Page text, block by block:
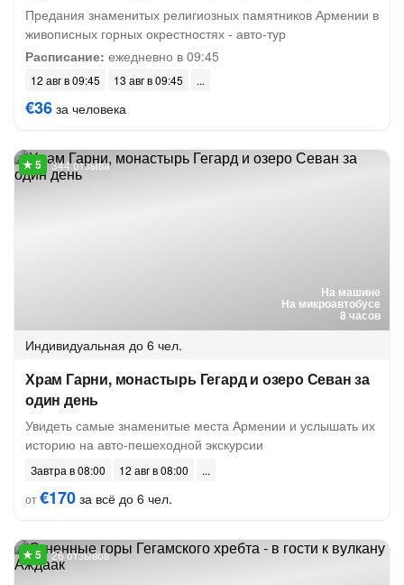
Предания знаменитых религиозных памятников Армении в
живописных горных окрестностях - авто-тур
Расписание: ежедневно в 09:45
12 авг в 09:45 13 авг в 09:45
€36 за человека
На машине
На микроавтобусе
8 часов
344 отзыва
Индивидуальная до 6 чел.
Храм Гарни, монастырь Гегард и озеро Севан за
один день
Увидеть самые знаменитые места Армении и услышать их
историю на авто-пешеходной экскурсии
Завтра в 08:00
12 авг в 08:00
от€170 за всё до 6 чел.
26 отзывов